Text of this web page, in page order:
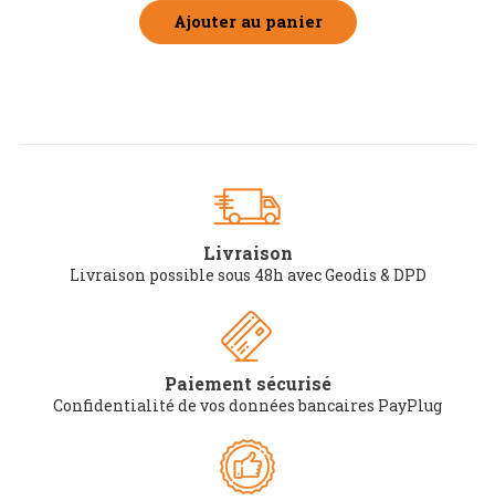
Ajouter au panier
Livraison
Livraison possible sous 48h avec Geodis & DPD
Paiement sécurisé
Confidentialité de vos données bancaires PayPlug